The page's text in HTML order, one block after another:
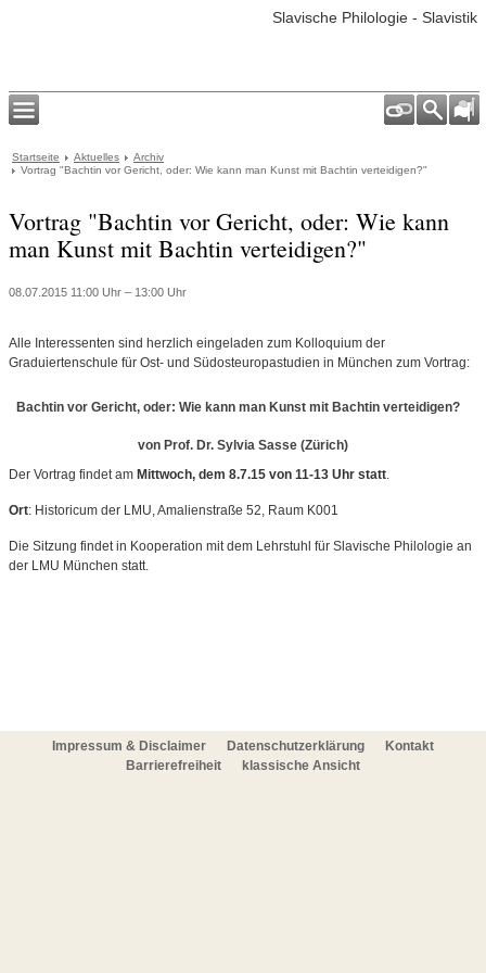
Slavische Philologie - Slavistik
Startseite Aktuelles
Archiv
Vortrag "Bachtin vor Gericht, oder: Wie kann man Kunst mit Bachtin verteidigen?"
Vortrag "Bachtin vor Gericht, oder: Wie kann
man Kunst mit Bachtin verteidigen?"
08.07.2015 11:00 Uhr – 13:00 Uhr
Alle Interessenten sind herzlich eingeladen zum Kolloquium der
Graduiertenschule für Ost- und Südosteuropastudien in München zum Vortrag:
Bachtin vor Gericht, oder: Wie kann man Kunst mit Bachtin verteidigen?
von Prof. Dr. Sylvia Sasse (Zürich)
Der Vortrag findet am Mittwoch, dem 8.7.15 von 11-13 Uhr statt.
Ort: Historicum der LMU, Amalienstraße 52, Raum K001
Die Sitzung findet in Kooperation mit dem Lehrstuhl für Slavische Philologie an
der LMU München statt.
Impressum & Disclaimer Datenschutzerklärung
Kontakt
Barrierefreiheit
klassische Ansicht